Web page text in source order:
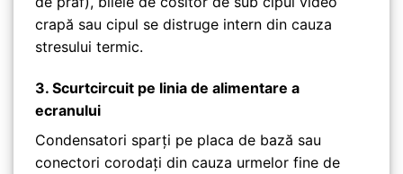
crapă sau cipul se distruge intern din cauza
stresului termic.
3. Scurtcircuit pe linia de alimentare a
ecranului
Condensatori sparți pe placa de bază sau
conectori corodați din cauza urmelor fine de